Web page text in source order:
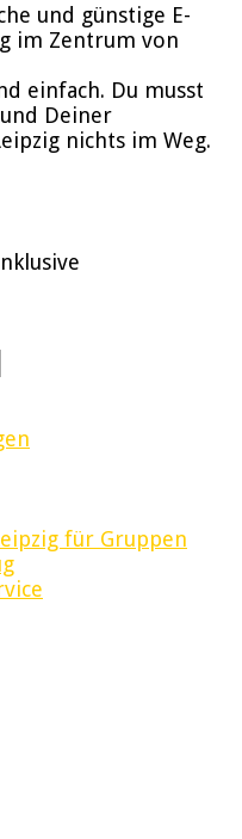
und günstige E-
im Zentrum von
einfach. Du musst
Deiner
nichts im Weg.
für Gruppen